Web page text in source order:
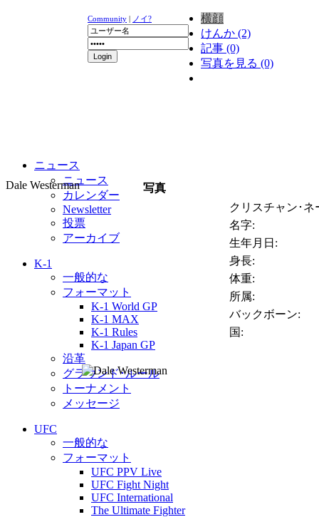
Community | ノイ?
ニュース
ニュース
カレンダー
Newsletter
投票
アーカイブ
K-1
一般的な
フォーマット
K-1 World GP
K-1 MAX
K-1 Rules
K-1 Japan GP
沿革
グラウンド･ルール
トーナメント
メッセージ
UFC
一般的な
フォーマット
UFC PPV Live
UFC Fight Night
UFC International
The Ultimate Fighter
横顔
けんか (2)
記事 (0)
写真を見る (0)
Dale Westerman
写真
クリスチャン･ネ
名字:
生年月日:
身長:
体重:
所属:
バックボーン:
国: